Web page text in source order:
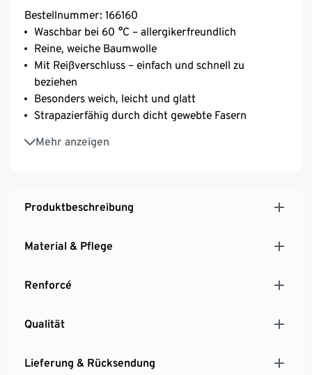
Bestellnummer: 166160
Waschbar bei 60 °C – allergikerfreundlich
Reine, weiche Baumwolle
Mit Reißverschluss – einfach und schnell zu
beziehen
Besonders weich, leicht und glatt
Strapazierfähig durch dicht gewebte Fasern
Mehr anzeigen
Temperaturausgleichend und saugfähig
Produktbeschreibung
Material & Pflege
Renforcé
Qualität
Lieferung & Rücksendung